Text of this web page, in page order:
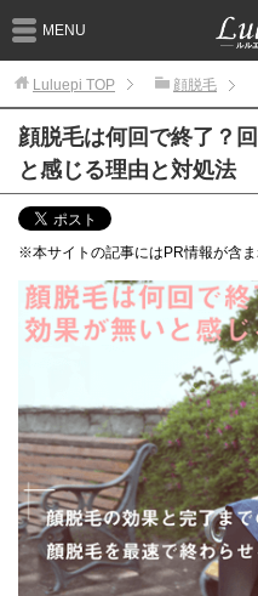
MENU
Luluepi TOP 顔脱毛
顔脱毛は何回で終了？
と感じる理由と対処法
※本サイトの記事にはPR情報が含ま